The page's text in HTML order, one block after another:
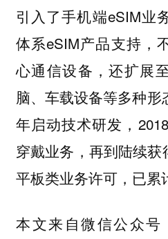
引入了手机端eSIM业
体系eSIM产品支持，
心通信设备，还扩展
脑、车载设备等多种形
年启动技术研发，
穿戴业务，再到陆续
平板类业务许可，已累
本文来自微信公众号